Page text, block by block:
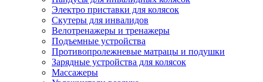
Электро приставки для колясок
Скутеры для инвалидов
Велотренажеры и тренажеры
Подъемные устройства
Противопролежневые матрацы и подушки
Зарядные устройства для колясок
Массажеры